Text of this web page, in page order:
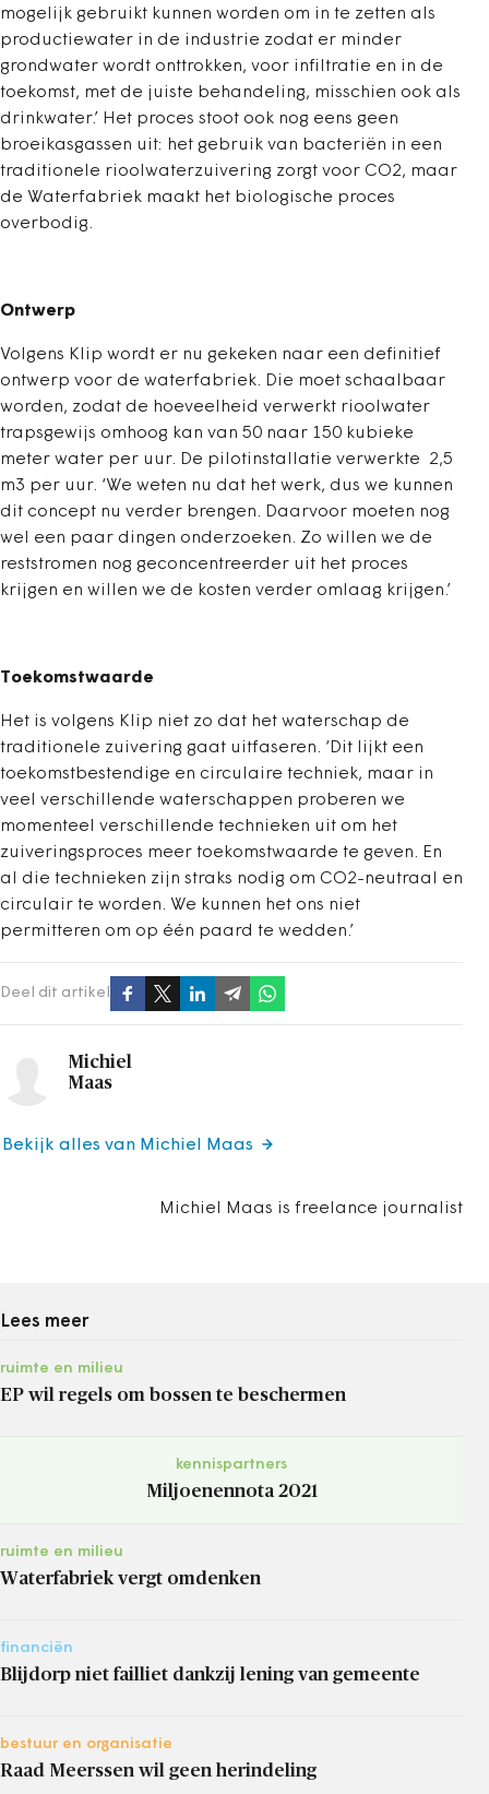
mogelijk gebruikt kunnen worden om in te zetten als
productiewater in de industrie zodat er minder
grondwater wordt onttrokken, voor infiltratie en in de
toekomst, met de juiste behandeling, misschien ook als
drinkwater.’ Het proces stoot ook nog eens geen
broeikasgassen uit: het gebruik van bacteriën in een
traditionele rioolwaterzuivering zorgt voor CO2, maar
de Waterfabriek maakt het biologische proces
overbodig.
Ontwerp
Volgens Klip wordt er nu gekeken naar een definitief
ontwerp voor de waterfabriek. Die moet schaalbaar
worden, zodat de hoeveelheid verwerkt rioolwater
trapsgewijs omhoog kan van 50 naar 150 kubieke
meter water per uur. De pilotinstallatie verwerkte 2,5
m3 per uur. ‘We weten nu dat het werk, dus we kunnen
dit concept nu verder brengen. Daarvoor moeten nog
wel een paar dingen onderzoeken. Zo willen we de
reststromen nog geconcentreerder uit het proces
krijgen en willen we de kosten verder omlaag krijgen.’
Toekomstwaarde
Het is volgens Klip niet zo dat het waterschap de
traditionele zuivering gaat uitfaseren. ‘Dit lijkt een
toekomstbestendige en circulaire techniek, maar in
veel verschillende waterschappen proberen we
momenteel verschillende technieken uit om het
zuiveringsproces meer toekomstwaarde te geven. En
al die technieken zijn straks nodig om CO2-neutraal en
circulair te worden. We kunnen het ons niet
permitteren om op één paard te wedden.’
Deel dit artikel
Michiel
Maas
Michiel Maas is freelance journalist
Bekijk alles van Michiel Maas
Lees meer
ruimte en milieu
EP wil regels om bossen te beschermen
kennispartners
Miljoenennota 2021
ruimte en milieu
Waterfabriek vergt omdenken
financiën
Blijdorp niet failliet dankzij lening van gemeente
bestuur en organisatie
Raad Meerssen wil geen herindeling